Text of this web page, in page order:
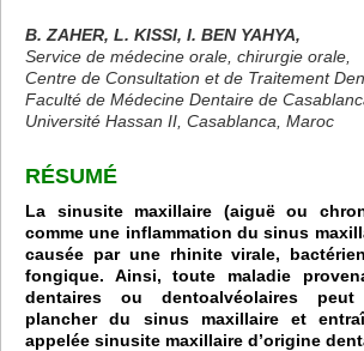
B. ZAHER, L. KISSI, I. BEN YAHYA,
Service de médecine orale, chirurgie orale,
Centre de Consultation et de Traitement
Faculté de Médecine Dentaire de
Université Hassan II, Casablanca, Maroc
RÉSUMÉ
La sinusite maxillaire (aiguë ou
comme une inflammation du sinus
causée par une rhinite virale,
fongique. Ainsi, toute maladie
dentaires ou dentoalvéolaires peut
plancher du sinus maxillaire et
appelée sinusite maxillaire d’origine